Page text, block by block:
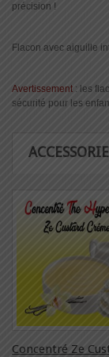
précision !
Flacon avec aiguille
Avertissement : les
sécurité pour les
Concentré Ze